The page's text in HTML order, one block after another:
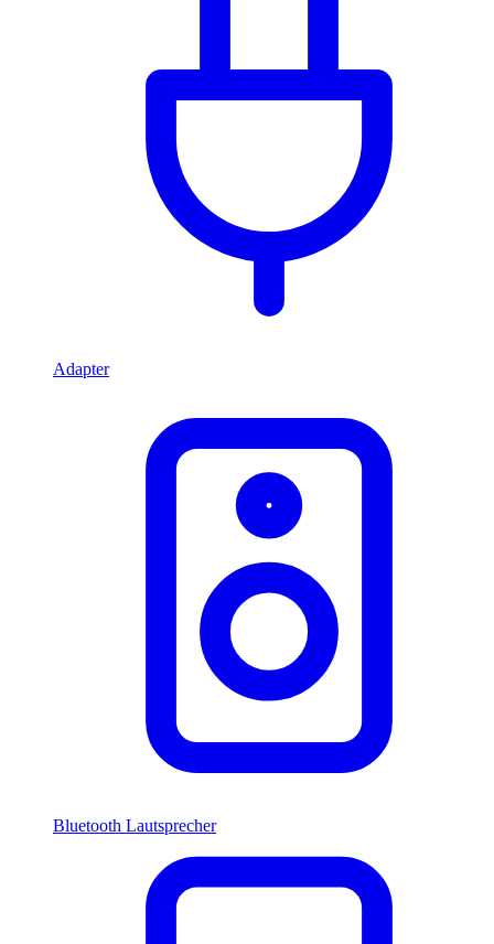
Adapter
Bluetooth Lautsprecher